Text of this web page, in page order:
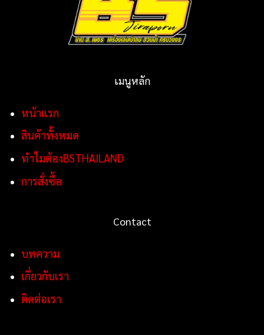
เมนูหลัก
หน้าแรก
สินค้าทั้งหมด
ทำไมต้องBSTHAILAND
การสั่งซื้อ
Contact
บทความ
เกี่ยวกับเรา
ติดต่อเรา